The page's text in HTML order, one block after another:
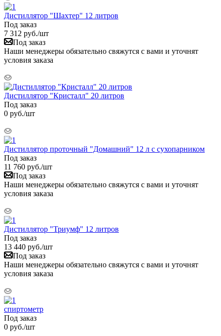
Дистиллятор "Шахтер" 12 литров
Под заказ
7 312 руб./шт
Под заказ
Наши менеджеры обязательно свяжутся с вами и уточнят
условия заказа
Дистиллятор "Кристалл" 20 литров
Под заказ
0 руб./шт
Дистиллятор проточный "Домашний" 12 л с сухопарником
Под заказ
11 760 руб./шт
Под заказ
Наши менеджеры обязательно свяжутся с вами и уточнят
условия заказа
Дистиллятор "Триумф" 12 литров
Под заказ
13 440 руб./шт
Под заказ
Наши менеджеры обязательно свяжутся с вами и уточнят
условия заказа
спиртометр
Под заказ
0 руб./шт